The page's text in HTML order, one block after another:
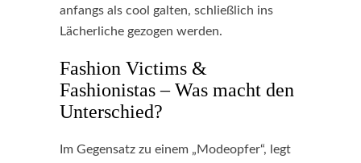
anfangs als cool galten, schließlich ins
Lächerliche gezogen werden.
Fashion Victims &
Fashionistas – Was macht den
Unterschied?
Im Gegensatz zu einem „Modeopfer“, legt